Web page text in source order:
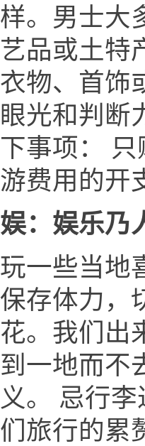
样。男士大
艺品或土特
衣物、首饰
眼光和判断
下事项：
游费用的开
娱：娱乐乃
玩一些当地
保存体力，
花。我们出
到一地而不
义。 忌行
们旅行的累